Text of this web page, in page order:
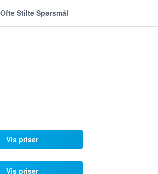
Ofte Stilte Spørsmål
Vis priser
Vis priser